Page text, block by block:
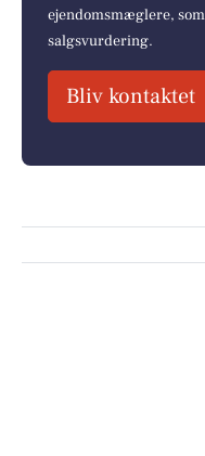
ejendomsmæglere,
salgsvurdering.
Bliv kontaktet